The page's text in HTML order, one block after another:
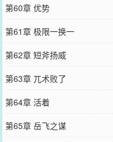
第60章 优势
第61章 极限一换一
第62章 短斧扬威
第63章 兀术败了
第64章 活着
第65章 岳飞之谋